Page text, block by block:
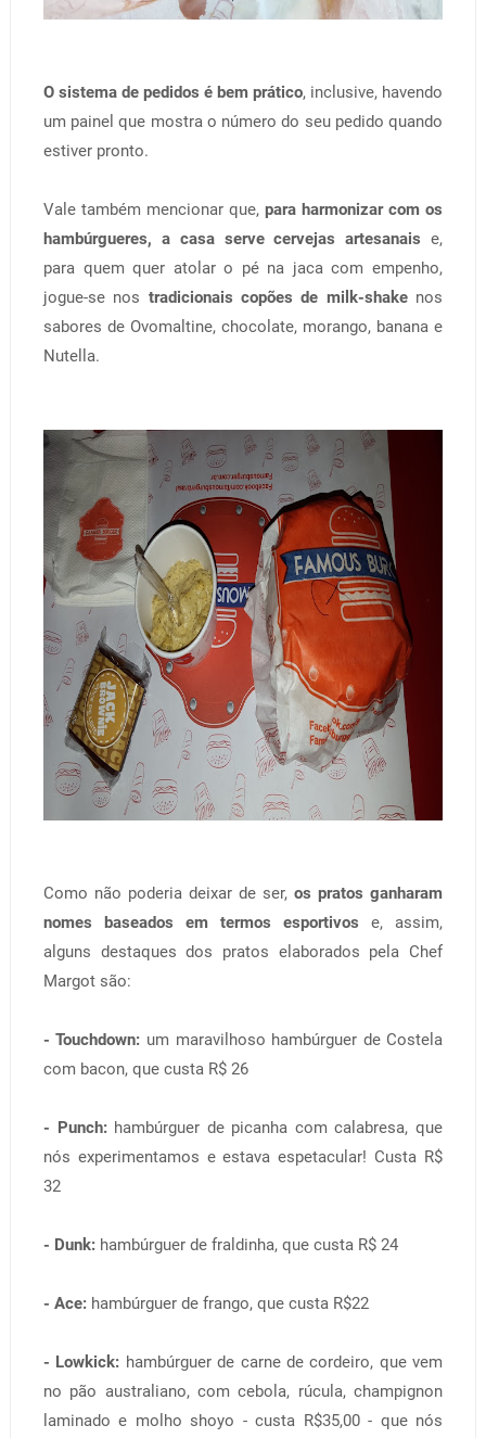
O sistema de pedidos é bem prático, inclusive, havendo
um painel que mostra o número do seu pedido quando
estiver pronto.
Vale também mencionar que,para harmonizar com os
hambúrgueres, a casa serve cervejas artesanaise,
para quem quer atolar o pé na jaca com empenho,
jogue-se nos tradicionais copões de milk-shakenos
sabores de Ovomaltine, chocolate, morango, banana e
Nutella.
Como não poderia deixar de ser, os pratos ganharam
nomes baseados em termos esportivos e, assim,
alguns destaques dos pratos elaborados pela Chef
Margot são:
- Touchdown: um maravilhoso hambúrguer de Costela
com bacon, que custa R$ 26
- Punch: hambúrguer de picanha com calabresa, que
nós experimentamos e estava espetacular! Custa R$
32
- Dunk:hambúrguer de fraldinha, que custa R$ 24
- Ace:hambúrguer de frango, que custa R$22
- Lowkick: hambúrguer de carne de cordeiro, que vem
no pão australiano, com cebola, rúcula, champignon
laminado e molho shoyo - custa R$35,00 - que nós